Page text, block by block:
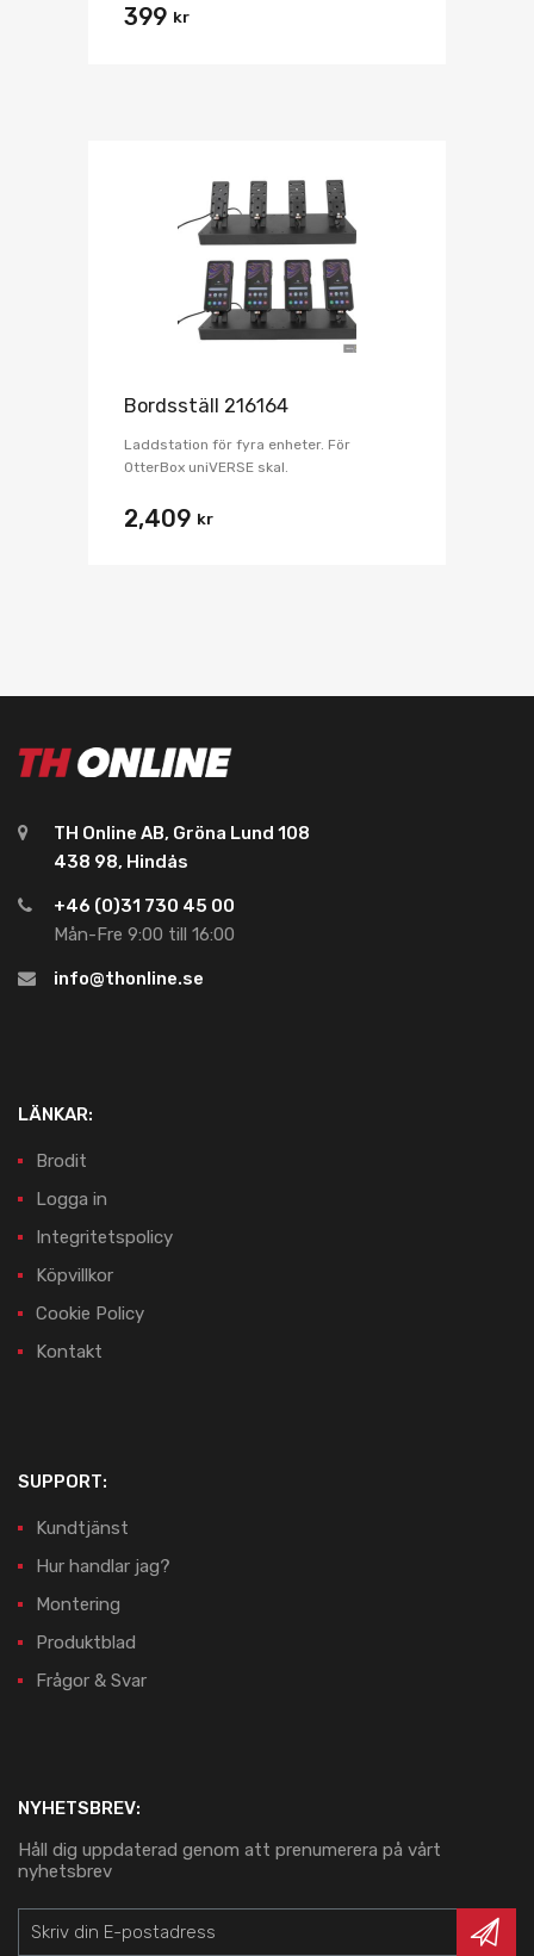
399 kr
Bordsställ 216164
Laddstation för fyra enheter. För
OtterBox uniVERSE skal.
2,409 kr
TH Online AB, Gröna Lund 108
438 98, Hindås
+46 (0)31 730 45 00
Mån-Fre 9:00 till 16:00
info@thonline.se
LÄNKAR:
Brodit
Logga in
Integritetspolicy
Köpvillkor
Cookie Policy
Kontakt
SUPPORT:
Kundtjänst
Hur handlar jag?
Montering
Produktblad
Frågor & Svar
NYHETSBREV:
Håll dig uppdaterad genom att prenumerera på vårt
nyhetsbrev